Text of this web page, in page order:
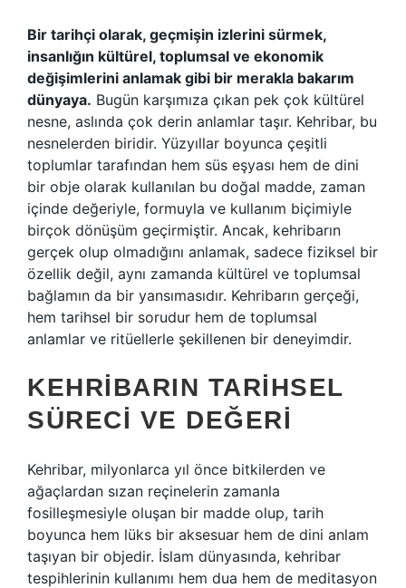
Bir tarihçi olarak, geçmişin izlerini sürmek,
insanlığın kültürel, toplumsal ve ekonomik
değişimlerini anlamak gibi bir merakla bakarım
dünyaya. Bugün karşımıza çıkan pek çok kültürel
nesne, aslında çok derin anlamlar taşır. Kehribar, bu
nesnelerden biridir. Yüzyıllar boyunca çeşitli
toplumlar tarafından hem süs eşyası hem de dini
bir obje olarak kullanılan bu doğal madde, zaman
içinde değeriyle, formuyla ve kullanım biçimiyle
birçok dönüşüm geçirmiştir. Ancak, kehribarın
gerçek olup olmadığını anlamak, sadece fiziksel bir
özellik değil, aynı zamanda kültürel ve toplumsal
bağlamın da bir yansımasıdır. Kehribarın gerçeği,
hem tarihsel bir sorudur hem de toplumsal
anlamlar ve ritüellerle şekillenen bir deneyimdir.
KEHRIBARIN TARIHSEL
SÜRECI VE DEĞERI
Kehribar, milyonlarca yıl önce bitkilerden ve
ağaçlardan sızan reçinelerin zamanla
fosilleşmesiyle oluşan bir madde olup, tarih
boyunca hem lüks bir aksesuar hem de dini anlam
taşıyan bir objedir. İslam dünyasında, kehribar
tespihlerinin kullanımı hem dua hem de meditasyon